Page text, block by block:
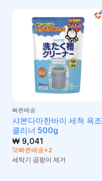
빠른배송
샤본다마한바이 세척 욕조
클리너 500g
₩9,041
🚀빠른배송+2
세탁기 곰팡이 제거